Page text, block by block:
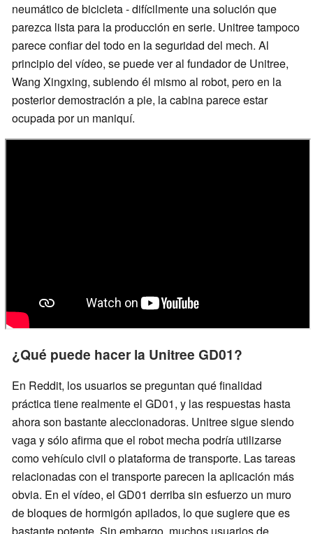
neumático de bicicleta - difícilmente una solución que
parezca lista para la producción en serie. Unitree tampoco
parece confiar del todo en la seguridad del mech. Al
principio del vídeo, se puede ver al fundador de Unitree,
Wang Xingxing, subiendo él mismo al robot, pero en la
posterior demostración a pie, la cabina parece estar
ocupada por un maniquí.
¿Qué puede hacer la Unitree GD01?
En Reddit, los usuarios se preguntan qué finalidad
práctica tiene realmente el GD01, y las respuestas hasta
ahora son bastante aleccionadoras. Unitree sigue siendo
vaga y sólo afirma que el robot mecha podría utilizarse
como vehículo civil o plataforma de transporte. Las tareas
relacionadas con el transporte parecen la aplicación más
obvia. En el vídeo, el GD01 derriba sin esfuerzo un muro
de bloques de hormigón apilados, lo que sugiere que es